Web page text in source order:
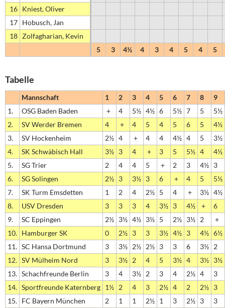
16 Kniest, Oliver
17 Hobusch, Jan
18 Zolfagharian, Kevin
5
3 4½ 4 3 4 5 4 5
Tabelle
Mannschaft 1 2 3 4 5 6 7 8
9
1.
OSG Baden Baden + 4 5½ 4½ 6 5½ 7 5
5½
2.
SV Werder Bremen 4 + 4 5 4 5 6 5
4½
3.
SV Hockenheim 2½ 4 + 4 4 4½ 4 5
3½
4.
SK Schwäbisch Hall 3½ 3 4 + 3 5 5½ 4
4½
5.
SG Trier 2 4 4 5 + 2 3 4½ 3
6.
SG Solingen 2½ 3 3½ 3 6 + 4 5
5½
7.
SK Turm Emsdetten 1 2 4 2½ 5 4 + 3½ 4½
8.
USV Dresden 3 3 3 4 3½ 3 4½ +
6
9.
SC Eppingen 2½ 3½ 4½ 3½ 5 2½ 3½ 2
+
10. Hamburger SK 0 2½ 3 3 3½ 4½ 3 4½ 6½
11. SC Hansa Dortmund 3 3½ 2½ 2½ 3 3 6 3½ 2
12. SV Mülheim Nord 3 3½ 2 4 5 3½ 4 3½ 3½
13. Schachfreunde Berlin 3 4 3½ 2 3 4 2½ 4
3
14. Sportfreunde Katernberg 1½ 2 4 3 2½ 4 2 2½ 3
15. FC Bayern München 2 1 1 2½ 1 3 2½ 3
3